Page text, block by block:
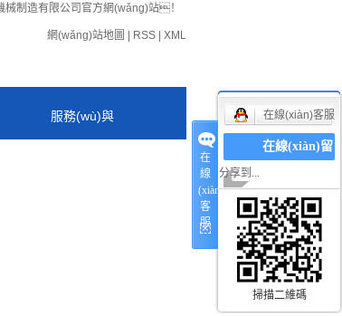
械制造有限公司官方網(wǎng)站！
網(wǎng)站地圖 RSS XML
服務(wù)與
在
線
(xiàn)
客
服
在線(xiàn)客服
在線(xiàn)留
分享到...
掃描二維碼